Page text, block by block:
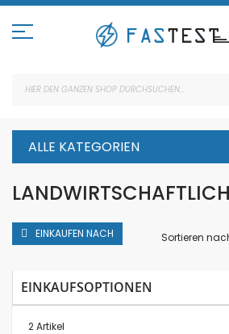
Direkt
Inhalt
ALLE KATEGORIEN
2Artikel
Sortieren
EINKAUFEN NACH
EINKAUFSOPTIONEN